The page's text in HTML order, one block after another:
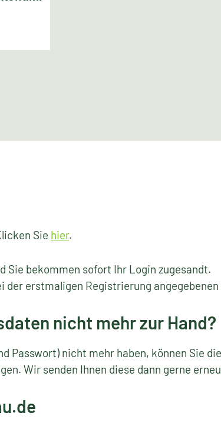
Sie hier.
Sie bekommen sofort Ihr Login zugesandt.
erstmaligen Registrierung angegebenen
nicht mehr zur Hand?
Passwort) nicht mehr haben, können Sie
Wir senden Ihnen diese dann gerne